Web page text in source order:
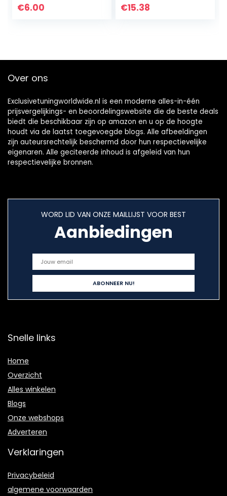
mm vinyl
€6.00
Dit Langzaam
€15.38
Over ons
Exclusivetuningworldwide.nl is een moderne alles-in-één
prijsvergelijkings- en beoordelingswebsite die de beste deals
biedt die beschikbaar zijn op amazon en u op de hoogte
houdt via de laatst toegevoegde blogs. Alle afbeeldingen
zijn auteursrechtelijk beschermd door hun respectievelijke
eigenaren. Alle geciteerde inhoud is afgeleid van hun
respectievelijke bronnen.
WORD LID VAN ONZE MAILLIJST VOOR BEST
Aanbiedingen
Snelle links
Home
Overzicht
Alles winkelen
Blogs
Onze webshops
Adverteren
Verklaringen
Privacybeleid
algemene voorwaarden